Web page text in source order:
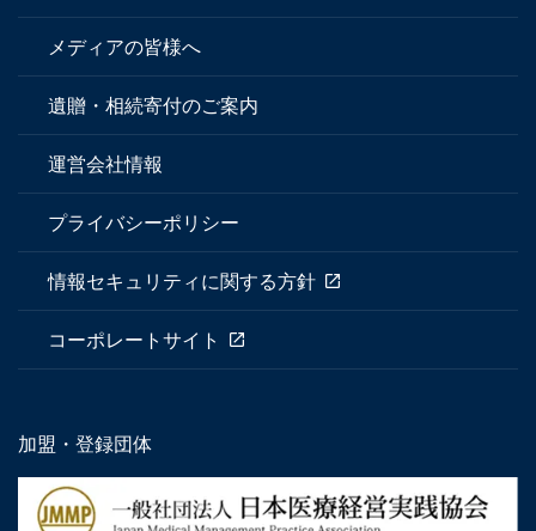
メディアの皆様へ
遺贈・相続寄付のご案内
運営会社情報
プライバシーポリシー
情報セキュリティに関する方針
コーポレートサイト
加盟・登録団体